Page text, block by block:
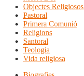
Objectes Religiosos
Pastoral
Primera Comunió
Religions
Santoral
Teologia
Vida religiosa